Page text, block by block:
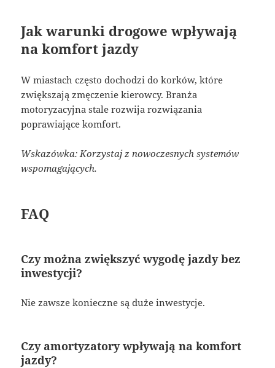
Jak warunki drogowe wpływają
na komfort jazdy
W miastach często dochodzi do korków, które
zwiększają zmęczenie kierowcy. Branża
motoryzacyjna stale rozwija rozwiązania
poprawiające komfort.
Wskazówka: Korzystaj z nowoczesnych systemów
wspomagających.
FAQ
Czy można zwiększyć wygodę jazdy bez
inwestycji?
Nie zawsze konieczne są duże inwestycje.
Czy amortyzatory wpływają na komfort
jazdy?